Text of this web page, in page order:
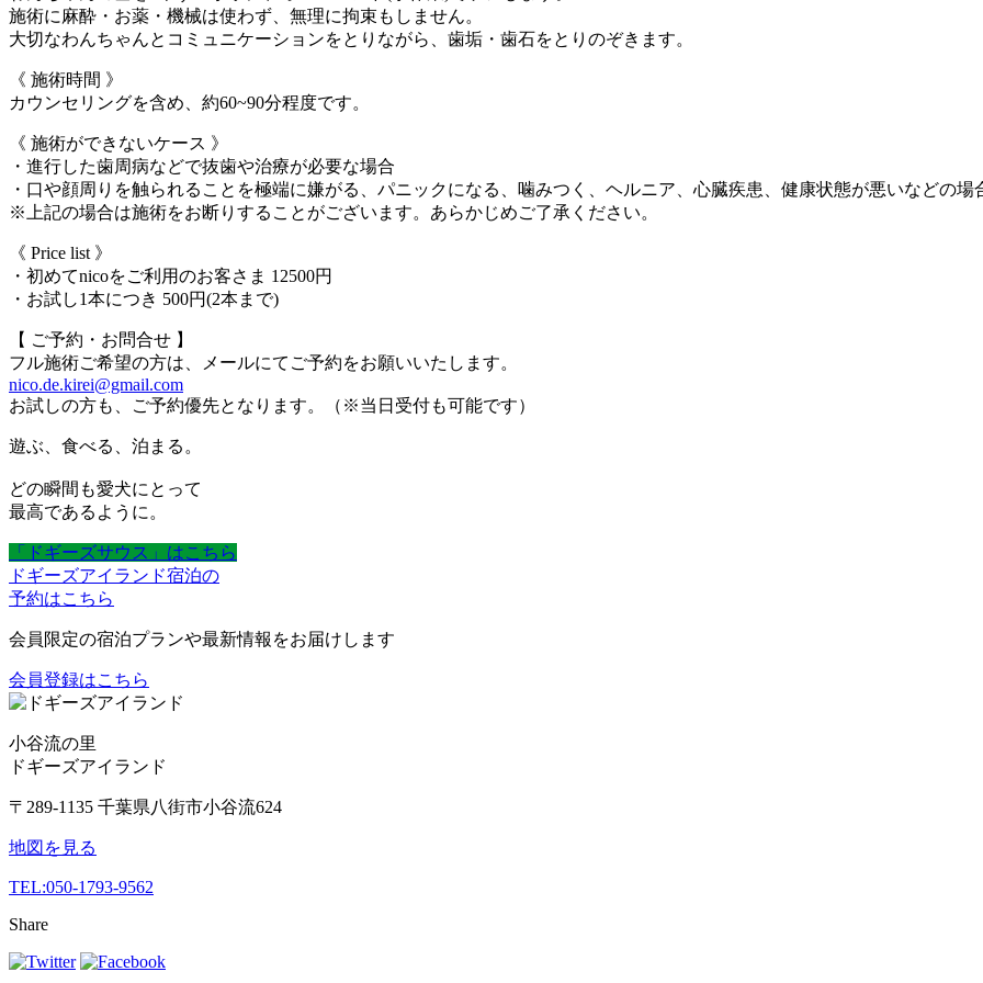
施術に麻酔・お薬・機械は使わず、無理に拘束もしません。
大切なわんちゃんとコミュニケーションをとりながら、歯垢・歯石をとりのぞきます。
《 施術時間 》
カウンセリングを含め、約60~90分程度です。
《 施術ができないケース 》
・進行した歯周病などで抜歯や治療が必要な場合
・口や顔周りを触られることを極端に嫌がる、パニックになる、噛みつく、ヘルニア、心臓疾患、健康状態が悪いなどの場
※上記の場合は施術をお断りすることがございます。あらかじめご了承ください。
《 Price list 》
・初めてnicoをご利用のお客さま 12500円
・お試し1本につき 500円(2本まで)
【 ご予約・お問合せ 】
フル施術ご希望の方は、メールにてご予約をお願いいたします。
nico.de.kirei@gmail.com
お試しの方も、ご予約優先となります。（※当日受付も可能です）
遊ぶ、食べる、泊まる。
どの瞬間も愛犬にとって
最高であるように。
「ドギーズサウス」はこちら
ドギーズアイランド宿泊の
予約はこちら
会員限定の宿泊プランや最新情報をお届けします
会員登録はこちら
小谷流の里
ドギーズアイランド
〒289-1135 千葉県八街市小谷流624
地図を見る
TEL:050-1793-9562
Share